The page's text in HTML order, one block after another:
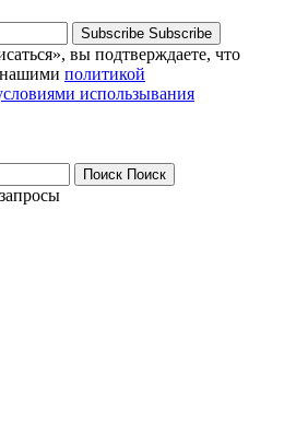
Subscribe Subscribe
вы подтверждаете, что
нашими политикой
использывания
Поиск Поиск